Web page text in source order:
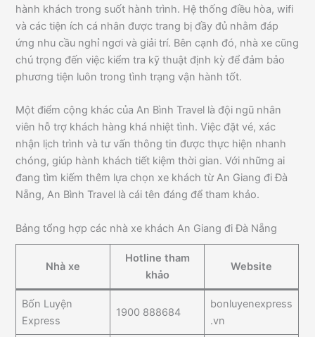
hành khách trong suốt hành trình. Hệ thống điều hòa, wifi
và các tiện ích cá nhân được trang bị đầy đủ nhằm đáp
ứng nhu cầu nghỉ ngơi và giải trí. Bên cạnh đó, nhà xe cũng
chú trọng đến việc kiểm tra kỹ thuật định kỳ để đảm bảo
phương tiện luôn trong tình trạng vận hành tốt.
Một điểm cộng khác của An Bình Travel là đội ngũ nhân
viên hỗ trợ khách hàng khá nhiệt tình. Việc đặt vé, xác
nhận lịch trình và tư vấn thông tin được thực hiện nhanh
chóng, giúp hành khách tiết kiệm thời gian. Với những ai
đang tìm kiếm thêm lựa chọn xe khách từ An Giang đi Đà
Nẵng, An Bình Travel là cái tên đáng để tham khảo.
Bảng tổng hợp các nhà xe khách An Giang đi Đà Nẵng
Nhà xe
Hotline tham
khảo
Website
Bốn Luyện
Express
1900 888684
bonluyenexpress
.vn